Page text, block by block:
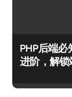
PHP后端
进阶，解